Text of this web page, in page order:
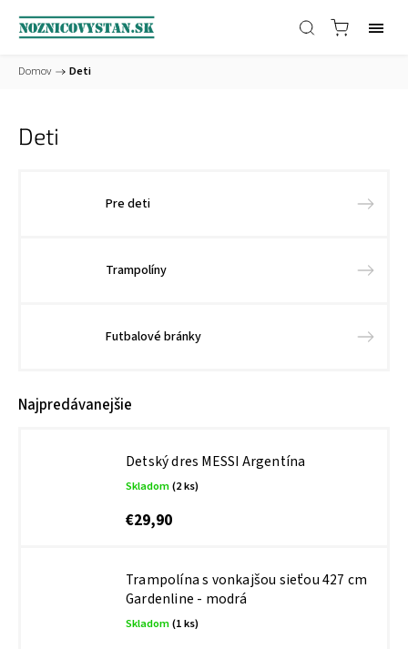
Domov / Deti
Deti
Pre deti
Trampolíny
Futbalové bránky
Najpredávanejšie
Detský dres MESSI Argentína
Skladom(2 ks)
€29,90
Trampolína s vonkajšou sieťou 427 cm
Gardenline - modrá
Skladom(1 ks)